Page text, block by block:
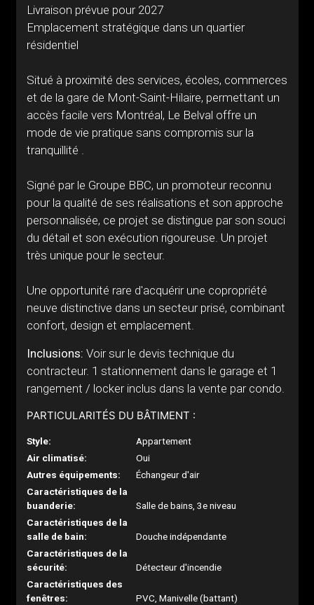
Livraison prévue pour 2027
Emplacement stratégique dans un quartier
résidentiel
Situé à proximité des services, écoles, commerces
et de la gare de Mont-Saint-Hilaire, permettant un
accès facile vers Montréal, Le Belval offre un
mode de vie pratique sans compromis sur la
tranquillité .
Signé par le Groupe BBC, un promoteur reconnu
pour la qualité de ses réalisations et son approche
personnalisée, ce projet se distingue par son souci
du détail et son exécution rigoureuse. Un projet
très unique pour le secteur.
Une opportunité rare d'acquérir une copropriété
neuve distinctive dans un secteur prisé, combinant
confort, design et emplacement.
Inclusions: Voir sur le devis technique du
contracteur. 1 stationnement dans le garage et 1
rangement / locker inclus dans la vente par condo.
PARTICULARITÉS DU BÂTIMENT :
Style:
Appartement
Air climatisé:
Oui
Autres équipements:
Échangeur d'air
Caractéristiques de la
buanderie:
Salle de bains, 3e niveau
Caractéristiques de la
salle de bain:
Douche indépendante
Caractéristiques de la
sécurité:
Détecteur d'incendie
Caractéristiques des
fenêtres:
PVC, Manivelle (battant)